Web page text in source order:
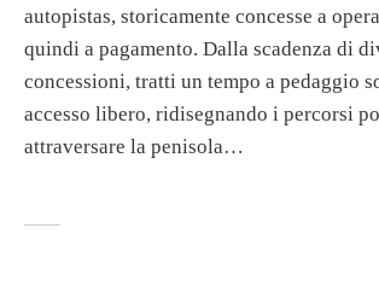
autopistas, storicamente concesse a
quindi a pagamento. Dalla scadenza di
concessioni, tratti un tempo a pedaggio
accesso libero, ridisegnando i percorsi
attraversare la penisola…